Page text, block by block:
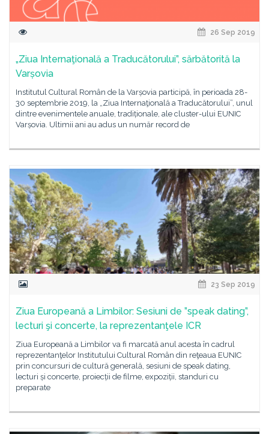
26 Sep 2019
„Ziua Internaţională a Traducătorului”, sărbătorită la
Varșovia
Institutul Cultural Român de la Varșovia participă, în perioada 28-
30 septembrie 2019, la „Ziua Internaţională a Traducătorului”, unul
dintre evenimentele anuale, tradiționale, ale cluster-ului EUNIC
Varșovia. Ultimii ani au adus un număr record de
23 Sep 2019
Ziua Europeană a Limbilor: Sesiuni de ”speak dating”,
lecturi şi concerte, la reprezentanţele ICR
Ziua Europeană a Limbilor va fi marcată anul acesta în cadrul
reprezentanţelor Institutului Cultural Român din reţeaua EUNIC
prin concursuri de cultură generală, sesiuni de speak dating,
lecturi și concerte, proiecții de filme, expoziții, standuri cu
preparate